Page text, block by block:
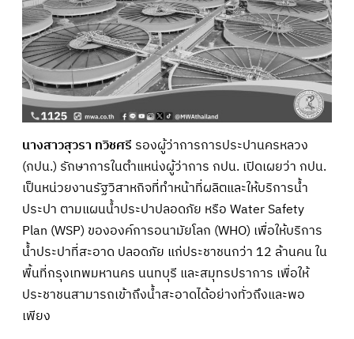
นางสาวสุวรา ทวิชศรี รองผู้ว่าการการประปานครหลวง
(กปน.) รักษาการในตำแหน่งผู้ว่าการ กปน. เปิดเผยว่า กปน.
เป็นหน่วยงานรัฐวิสาหกิจที่ทำหน้าที่ผลิตและให้บริการน้ำ
ประปา ตามแผนน้ำประปาปลอดภัย หรือ Water Safety
Plan (WSP) ขององค์การอนามัยโลก (WHO) เพื่อให้บริการ
น้ำประปาที่สะอาด ปลอดภัย แก่ประชาชนกว่า 12 ล้านคน ใน
พื้นที่กรุงเทพมหานคร นนทบุรี และสมุทรปราการ เพื่อให้
ประชาชนสามารถเข้าถึงน้ำสะอาดได้อย่างทั่วถึงและพอ
เพียง